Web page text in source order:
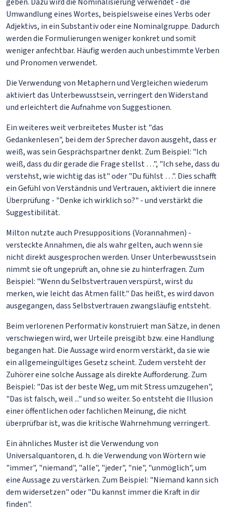
Umwandlung eines Wortes, beispielsweise eines Verbs oder
Adjektivs, in ein Substantiv oder eine Nominalgruppe. Dadurch
werden die Formulierungen weniger konkret und somit
weniger anfechtbar. Häufig werden auch unbestimmte Verben
und Pronomen verwendet.
Die Verwendung von Metaphern und Vergleichen wiederum
aktiviert das Unterbewusstsein, verringert den Widerstand
und erleichtert die Aufnahme von Suggestionen.
Ein weiteres weit verbreitetes Muster ist "das
Gedankenlesen", bei dem der Sprecher davon ausgeht, dass er
weiß, was sein Gesprächspartner denkt. Zum Beispiel: "Ich
weiß, dass du dir gerade die Frage stellst …", "Ich sehe, dass du
verstehst, wie wichtig das ist" oder "Du fühlst …". Dies schafft
ein Gefühl von Verständnis und Vertrauen, aktiviert die innere
Überprüfung - "Denke ich wirklich so?" - und verstärkt die
Suggestibilität.
Milton nutzte auch Presuppositions (Vorannahmen) -
versteckte Annahmen, die als wahr gelten, auch wenn sie
nicht direkt ausgesprochen werden. Unser Unterbewusstsein
nimmt sie oft ungeprüft an, ohne sie zu hinterfragen. Zum
Beispiel: "Wenn du Selbstvertrauen verspürst, wirst du
merken, wie leicht das Atmen fällt." Das heißt, es wird davon
ausgegangen, dass Selbstvertrauen zwangsläufig entsteht.
Beim verlorenen Performativ konstruiert man Sätze, in denen
verschwiegen wird, wer Urteile preisgibt bzw. eine Handlung
begangen hat. Die Aussage wird enorm verstärkt, da sie wie
ein allgemeingültiges Gesetz scheint. Zudem versteht der
Zuhörer eine solche Aussage als direkte Aufforderung. Zum
Beispiel: "Das ist der beste Weg, um mit Stress umzugehen",
"Das ist falsch, weil ..." und so weiter. So entsteht die Illusion
einer öffentlichen oder fachlichen Meinung, die nicht
überprüfbar ist, was die kritische Wahrnehmung verringert.
Ein ähnliches Muster ist die Verwendung von
Universalquantoren, d. h. die Verwendung von Wörtern wie
"immer", "niemand", "alle", "jeder", "nie", "unmöglich", um
eine Aussage zu verstärken. Zum Beispiel: "Niemand kann sich
dem widersetzen" oder "Du kannst immer die Kraft in dir
finden".